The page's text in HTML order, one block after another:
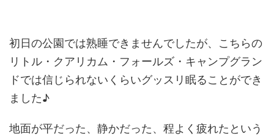
初日の公園では熟睡できませんでしたが、こちらの
リトル・クアリカム・フォールズ・キャンプグラン
ドでは信じられないくらいグッスリ眠ることができ
ました♪
地面が平だった、静かだった、程よく疲れたという